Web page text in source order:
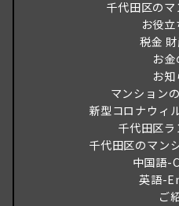
千代田区の
お役
税金
お
お
マンション
新型コロナウィ
千代田区
千代田区のマン
中国語-
英語-
ご